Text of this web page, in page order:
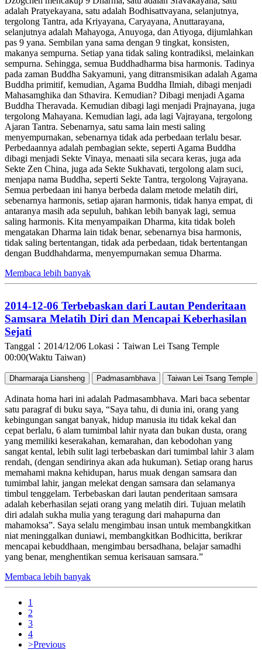
adalah Pratyekayana, satu adalah Bodhisattvayana, selanjutnya,
tergolong Tantra, ada Kriyayana, Caryayana, Anuttarayana,
selanjutnya adalah Mahayoga, Anuyoga, dan Atiyoga, dijumlahkan
pas 9 yana. Sembilan yana sama dengan 9 tingkat, konsisten,
makanya sempurna. Setiap yana tidak saling kontradiksi, melainkan
sempurna. Sehingga, semua Buddhadharma bisa harmonis. Tadinya
pada zaman Buddha Sakyamuni, yang ditransmisikan adalah Agama
Buddha primitif, kemudian, Agama Buddha Ilmiah, dibagi menjadi
Mahasamghika dan Sthavira. Kemudian? Dibagi menjadi Agama
Buddha Theravada. Kemudian dibagi lagi menjadi Prajnayana, juga
tergolong Mahayana. Kemudian lagi, ada lagi Vajrayana, tergolong
Ajaran Tantra. Sebenarnya, satu sama lain mesti saling
menyempurnakan, sebenarnya tidak ada perbedaan terlalu besar.
Perbedaannya adalah pembagian sekte, seperti Agama Buddha
dibagi menjadi Sekte Vinaya, menaati sila secara keras, juga ada
Sekte Zen China, juga ada Sekte Sukhavati, tergolong alam suci,
menjapa nama Buddha, seperti Sekte Tantra, tergolong Vajrayana.
Semua perbedaan ini hanya berbeda dalam metode melatih diri,
sebenarnya harmonis, setiap ajaran harmonis, tidak hanya empat, di
antaranya masih ada sepuluh, bahkan lebih banyak lagi, semua
saling harmonis. Kita menyampaikan Dharma, kita tidak boleh
mengatakan Dharma lain tidak benar, sebenarnya bisa harmonis,
tidak saling bertentangan, tidak ada perbedaan, tidak bertentangan
dengan Buddhahdarma, menyempurnakan semua Dharma.
Membaca lebih banyak
2014-12-06 Terbebaskan dari Lautan Penderitaan
Samsara Melatih Diri dan Mencapai Keberhasilan
Sejati
Tanggal：2014/12/06 Lokasi：Taiwan Lei Tsang Temple
00:00(Waktu Taiwan)
Dharmaraja Liansheng Padmasambhava Taiwan Lei Tsang Temple
Adinata homa hari ini adalah Padmasambhava. Mari baca sebentar
satu paragraf di buku saya, “Saya tahu, di dunia ini, orang yang
kebingungan sangat banyak, hidup manusia itu tidak kekal dan
cepat berlalu, 6 alam tumimbal lahir nyata dan bukan dusta, orang
yang memiliki keserakahan, kemarahan, dan kebodohan yang
sangat kental, lebih sulit lagi terbebaskan dari tumimbal lahir 3 alam
rendah, (dengan sendirinya akan ada hukuman). Setiap orang harus
memahami makna kehidupan, harus muak dengan samsara dan
tumimbal lahir, jangan melekat dengan samsara dan selamanya
timbul tenggelam. Terbebaskan dari lautan penderitaan samsara
adalah keberhasilan sejati orang yang melatih diri. Tujuan melatih
diri adalah sukha mulia yang teragung dari mahapurna dan
mahamoksa”. Saya selalu mengimbau insan untuk membangkitkan
niat meninggalkan duniawi, membangkitkan Bodhicitta, berikrar
mencapai kebuddhaan, mengimbau bersadhana, belajar samadhi
yang benar, menghentikan semua kerisauan samsara.”
Membaca lebih banyak
1
2
3
4
>Previous